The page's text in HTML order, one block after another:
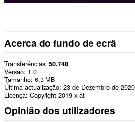
Acerca do fundo de ecrã
Transferências 50.748
Versão 1.0
Tamanho 6,3 MB
Última actualização 23 de Dezembro de 2020
Licença Copyright 2019 x-at
Opinião dos utilizadores